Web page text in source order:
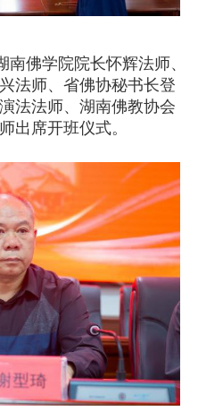
佛学院院长怀辉法师、
法师、省佛协秘书长登
法法师、湖南佛教协会
出席开班仪式。